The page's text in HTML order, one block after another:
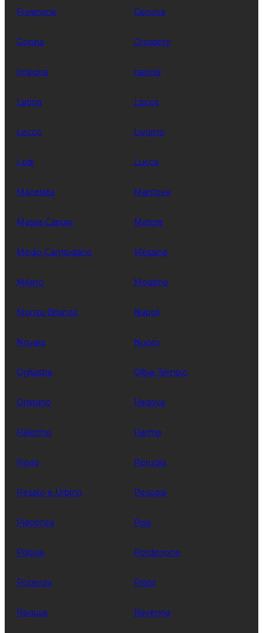
Frosinone Genova
Gorizia Grosseto
Imperia Isernia
Latina Lecce
Lecco Livorno
Lodi Lucca
Macerata Mantova
Massa-Carrara Matera
Medio Campidano Messina
Milano Modena
Monza Brianza Napoli
Novara Nuoro
Ogliastra Olbia-Tempio
Oristano Padova
Palermo Parma
Pavia Perugia
Pesaro e Urbino Pescara
Piacenza Pisa
Pistoia Pordenone
Potenza Prato
Ragusa Ravenna